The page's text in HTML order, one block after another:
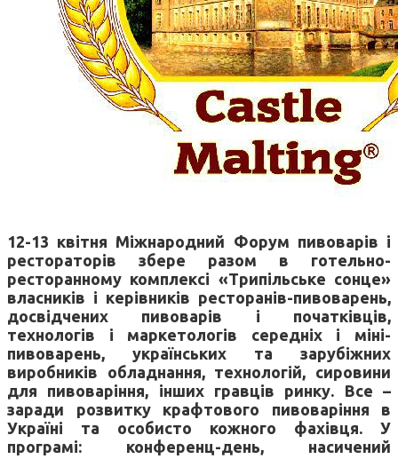
12-13 квітня Міжнародний Форум пивоварів і
рестораторів збере разом в готельно-
ресторанному комплексі «Трипільське сонце»
власників і керівників ресторанів-пивоварень,
досвідчених пивоварів і початківців,
технологів і маркетологів середніх і міні-
пивоварень, українських та зарубіжних
виробників обладнання, технологій, сировини
для пивоваріння, інших гравців ринку. Все –
заради розвитку крафтового пивоваріння в
Україні та особисто кожного фахівця. У
програмі: конференц-день, насичений